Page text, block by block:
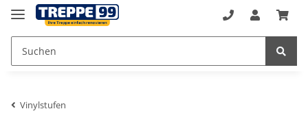
Vinylstufen